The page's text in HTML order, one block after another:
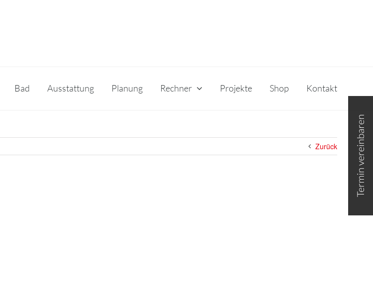
Bad Ausstattung Planung Rechner Projekte Shop Kontakt
Zurück
Area